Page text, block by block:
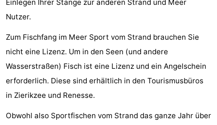
Einlegen Ihrer Stange zur anderen Strand und Meer
Nutzer.
Zum Fischfang im Meer Sport vom Strand brauchen Sie
nicht eine Lizenz. Um in den Seen (und andere
Wasserstraßen) Fisch ist eine Lizenz und ein Angelschein
erforderlich. Diese sind erhältlich in den Tourismusbüros
in Zierikzee und Renesse.
Obwohl also Sportfischen vom Strand das ganze Jahr über